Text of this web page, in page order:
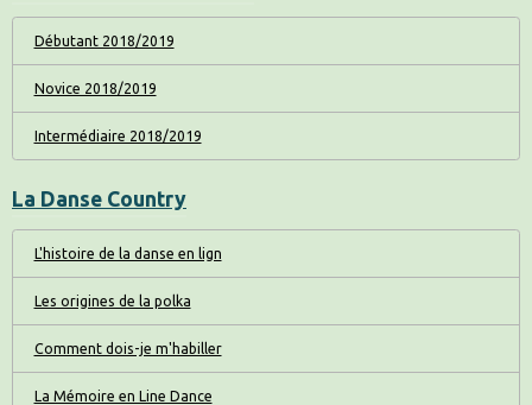
Débutant 2018/2019
Novice 2018/2019
Intermédiaire 2018/2019
La Danse Country
L'histoire de la danse en lign
Les origines de la polka
Comment dois-je m'habiller
La Mémoire en Line Dance